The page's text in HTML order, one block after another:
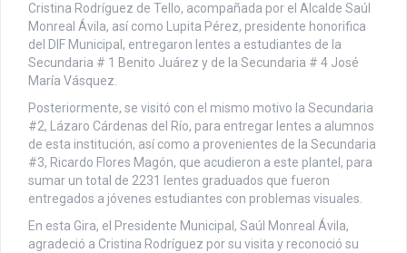
Cristina Rodríguez de Tello, acompañada por el Alcalde Saúl
Monreal Ávila, así como Lupita Pérez, presidente honorifica
del DIF Municipal, entregaron lentes a estudiantes de la
Secundaria # 1 Benito Juárez y de la Secundaria # 4 José
María Vásquez.
Posteriormente, se visitó con el mismo motivo la Secundaria
#2, Lázaro Cárdenas del Río, para entregar lentes a alumnos
de esta institución, así como a provenientes de la Secundaria
#3, Ricardo Flores Magón, que acudieron a este plantel, para
sumar un total de 2231 lentes graduados que fueron
entregados a jóvenes estudiantes con problemas visuales.
En esta Gira, el Presidente Municipal, Saúl Monreal Ávila,
agradeció a Cristina Rodríguez por su visita y reconoció su